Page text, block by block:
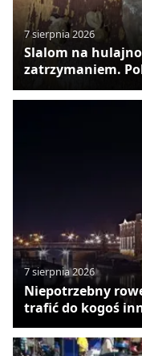
7 sierpnia 2026
Slalom na
zatrzymaniem.
7 sierpnia 2026
Niepotrzebny
trafić do kogoś